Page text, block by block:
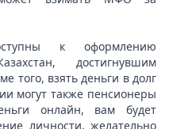
к оформлению
достигнувшим
того, взять деньги в долг
могут также пенсионеры
онлайн, вам будет
личности, желательно